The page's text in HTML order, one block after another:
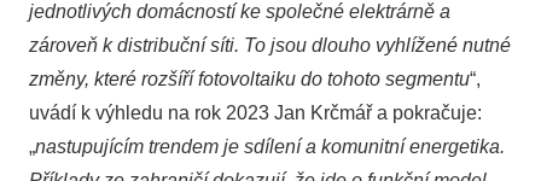
jednotlivých domácností ke společné elektrárně a
zároveň k distribuční síti. To jsou dlouho vyhlížené nutné
změny, které rozšíří fotovoltaiku do tohoto segmentu“,
uvádí k výhledu na rok 2023 Jan Krčmář a pokračuje:
„nastupujícím trendem je sdílení a komunitní energetika.